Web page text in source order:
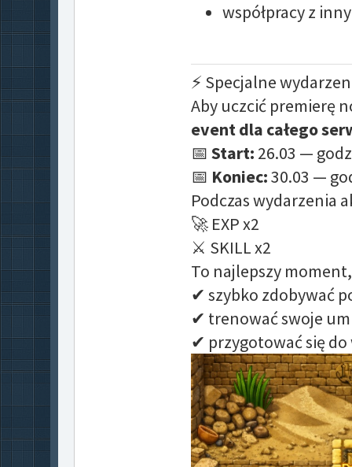
współpracy z
⚡ Specjalne
Aby uczcić premierę
event dla całego
📅 Start: 26.03 —
📅 Koniec:30.03 —
Podczas wydarzenia
🚀 EXP x2
⚔️ SKILL x2
To najlepszy
✔ szybko zdobywać
✔ trenować swoje
✔ przygotować się